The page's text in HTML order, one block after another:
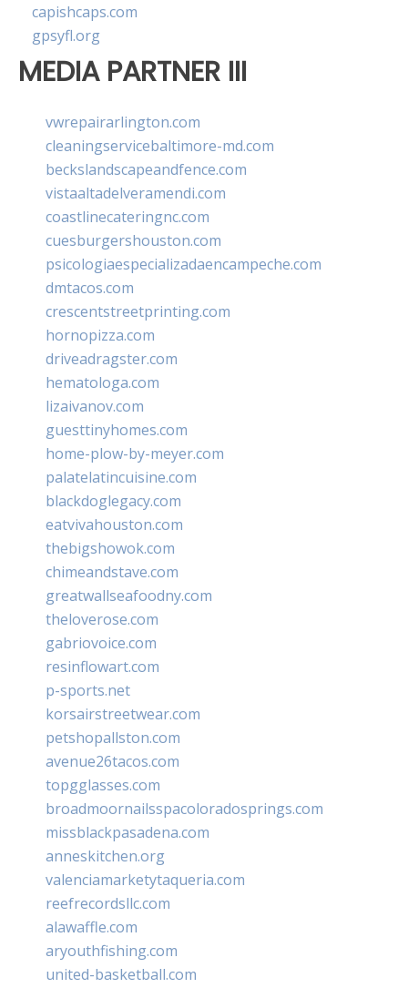
capishcaps.com
gpsyfl.org
MEDIA PARTNER III
vwrepairarlington.com
cleaningservicebaltimore-md.com
beckslandscapeandfence.com
vistaaltadelveramendi.com
coastlinecateringnc.com
cuesburgershouston.com
psicologiaespecializadaencampeche.com
dmtacos.com
crescentstreetprinting.com
hornopizza.com
driveadragster.com
hematologa.com
lizaivanov.com
guesttinyhomes.com
home-plow-by-meyer.com
palatelatincuisine.com
blackdoglegacy.com
eatvivahouston.com
thebigshowok.com
chimeandstave.com
greatwallseafoodny.com
theloverose.com
gabriovoice.com
resinflowart.com
p-sports.net
korsairstreetwear.com
petshopallston.com
avenue26tacos.com
topgglasses.com
broadmoornailsspacoloradosprings.com
missblackpasadena.com
anneskitchen.org
valenciamarketytaqueria.com
reefrecordsllc.com
alawaffle.com
aryouthfishing.com
united-basketball.com